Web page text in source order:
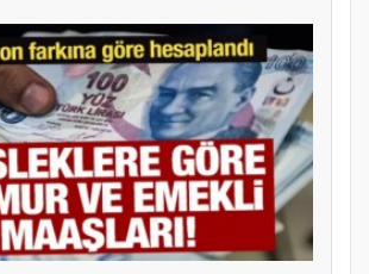
Hz. Peygamber ve Gençlik Konferansı